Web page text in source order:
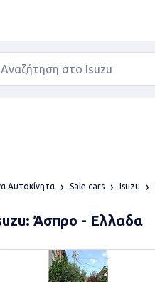
Αυτοκίνητα Sale cars Isuzu
Άσπρο - Ελλαδα